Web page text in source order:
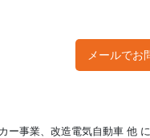
メールでお
ー事業、改造電気自動車 他